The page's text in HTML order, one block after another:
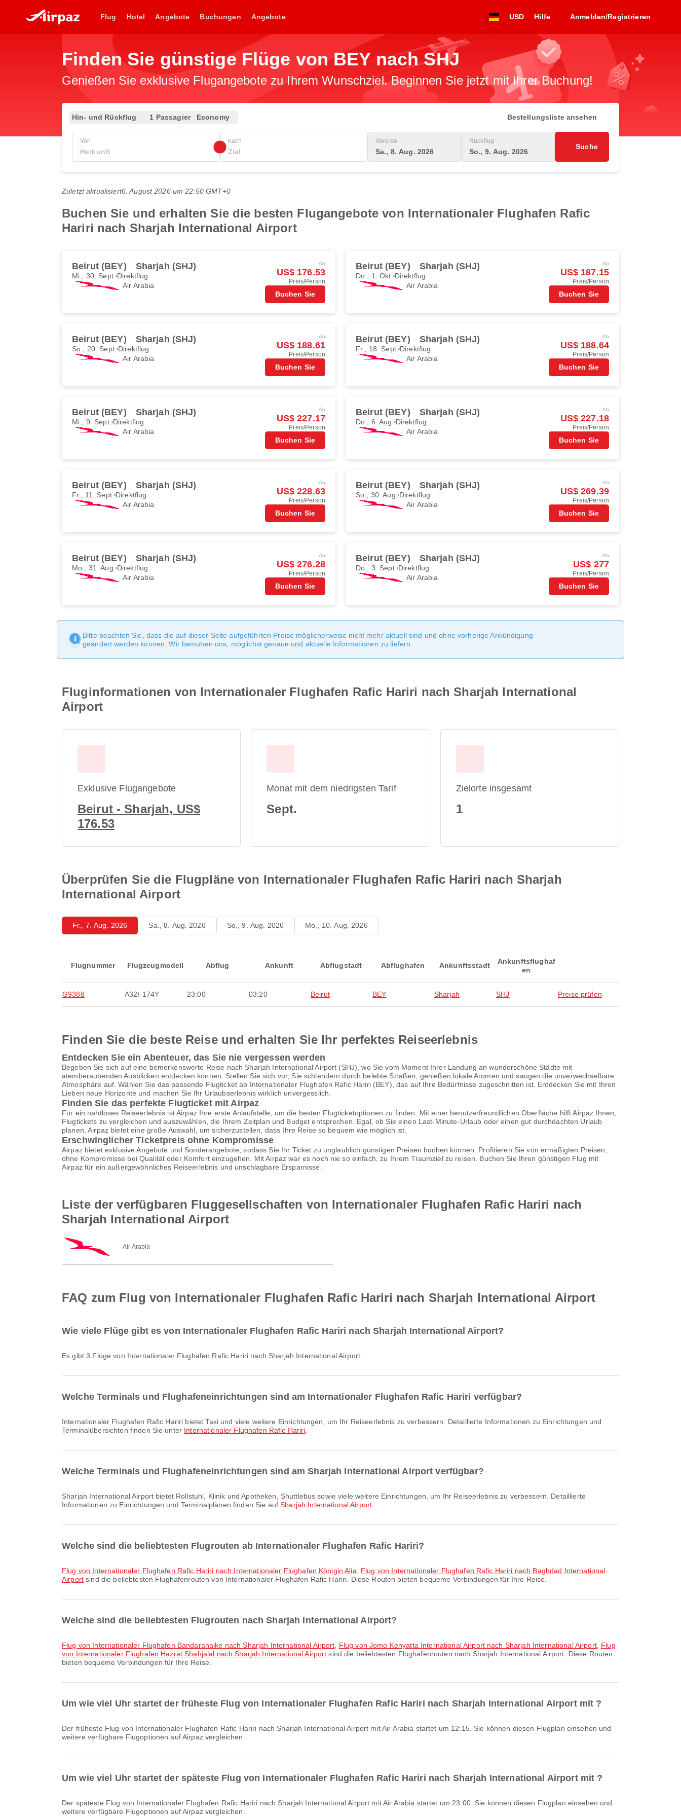
Flug Hotel Angebote Buchungen Angebote USD Hilfe Anmelden/Registrieren
Finden Sie günstige Flüge von BEY nach SHJ
Genießen Sie exklusive Flugangebote zu Ihrem Wunschziel. Beginnen Sie jetzt mit Ihrer Buchung!
Hin- und Rückflug 1 Passagier Economy Bestellungsliste ansehen
Von nach Abreise
Sa., 8. Aug. 2026
Rückflug
So., 9. Aug. 2026
Suche
Zuletzt aktualisiert6. August 2026 um 22:50 GMT+0
Buchen Sie und erhalten Sie die besten Flugangebote von Internationaler Flughafen Rafic
Hariri nach Sharjah International Airport
Beirut (BEY) Sharjah (SHJ)
Mi., 30. Sept. Direktflug
Air Arabia
Ab
US$ 176.53
Preis/Person
Buchen Sie
Beirut (BEY) Sharjah (SHJ)
Do., 1. Okt. Direktflug
Air Arabia
Ab
US$ 187.15
Preis/Person
Buchen Sie
Beirut (BEY) Sharjah (SHJ)
So., 20. Sept. Direktflug
Air Arabia
Ab
US$ 188.61
Preis/Person
Buchen Sie
Beirut (BEY) Sharjah (SHJ)
Fr., 18. Sept. Direktflug
Air Arabia
Ab
US$ 188.64
Preis/Person
Buchen Sie
Beirut (BEY) Sharjah (SHJ)
Mi., 9. Sept. Direktflug
Air Arabia
Ab
US$ 227.17
Preis/Person
Buchen Sie
Beirut (BEY) Sharjah (SHJ)
Do., 6. Aug. Direktflug
Air Arabia
Ab
US$ 227.18
Preis/Person
Buchen Sie
Beirut (BEY) Sharjah (SHJ)
Fr., 11. Sept. Direktflug
Air Arabia
Ab
US$ 228.63
Preis/Person
Buchen Sie
Beirut (BEY) Sharjah (SHJ)
So., 30. Aug. Direktflug
Air Arabia
Ab
US$ 269.39
Preis/Person
Buchen Sie
Beirut (BEY) Sharjah (SHJ)
Mo., 31. Aug. Direktflug
Air Arabia
Ab
US$ 276.28
Preis/Person
Buchen Sie
Beirut (BEY) Sharjah (SHJ)
Do., 3. Sept. Direktflug
Air Arabia
Ab
US$ 277
Preis/Person
Buchen Sie
Bitte beachten Sie, dass die auf dieser Seite aufgeführten Preise möglicherweise nicht mehr aktuell sind und ohne vorherige Ankündigung
geändert werden können. Wir bemühen uns, möglichst genaue und aktuelle Informationen zu liefern.
Fluginformationen von Internationaler Flughafen Rafic Hariri nach Sharjah International
Airport
Exklusive Flugangebote
Beirut - Sharjah, US$
176.53
Monat mit dem niedrigsten Tarif
Sept.
Zielorte insgesamt
1
Überprüfen Sie die Flugpläne von Internationaler Flughafen Rafic Hariri nach Sharjah
International Airport
Fr., 7. Aug. 2026 Sa., 8. Aug. 2026 So., 9. Aug. 2026 Mo., 10. Aug. 2026
Flugnummer Flugzeugmodell Abflug Ankunft Abflugstadt Abflughafen Ankunftsstadt
Ankunftsflughaf
en
G9388 A32I-174Y 23:00 03:20 Beirut BEY Sharjah SHJ Preise prüfen
Finden Sie die beste Reise und erhalten Sie Ihr perfektes Reiseerlebnis
Entdecken Sie ein Abenteuer, das Sie nie vergessen werden
Begeben Sie sich auf eine bemerkenswerte Reise nach Sharjah International Airport (SHJ), wo Sie vom Moment Ihrer Landung an wunderschöne Städte mit
atemberaubenden Ausblicken entdecken können. Stellen Sie sich vor, Sie schlendern durch belebte Straßen, genießen lokale Aromen und saugen die unverwechselbare
Atmosphäre auf. Wählen Sie das passende Flugticket ab Internationaler Flughafen Rafic Hariri (BEY), das auf Ihre Bedürfnisse zugeschnitten ist. Entdecken Sie mit Ihren
Lieben neue Horizonte und machen Sie Ihr Urlaubserlebnis wirklich unvergesslich.
Finden Sie das perfekte Flugticket mit Airpaz
Für ein nahtloses Reiseerlebnis ist Airpaz Ihre erste Anlaufstelle, um die besten Flugticketoptionen zu finden. Mit einer benutzerfreundlichen Oberfläche hilft Airpaz Ihnen,
Flugtickets zu vergleichen und auszuwählen, die Ihrem Zeitplan und Budget entsprechen. Egal, ob Sie einen Last-Minute-Urlaub oder einen gut durchdachten Urlaub
planen, Airpaz bietet eine große Auswahl, um sicherzustellen, dass Ihre Reise so bequem wie möglich ist.
Erschwinglicher Ticketpreis ohne Kompromisse
Airpaz bietet exklusive Angebote und Sonderangebote, sodass Sie Ihr Ticket zu unglaublich günstigen Preisen buchen können. Profitieren Sie von ermäßigten Preisen,
ohne Kompromisse bei Qualität oder Komfort einzugehen. Mit Airpaz war es noch nie so einfach, zu Ihrem Traumziel zu reisen. Buchen Sie Ihren günstigen Flug mit
Airpaz für ein außergewöhnliches Reiseerlebnis und unschlagbare Ersparnisse.
Liste der verfügbaren Fluggesellschaften von Internationaler Flughafen Rafic Hariri nach
Sharjah International Airport
Air Arabia
FAQ zum Flug von Internationaler Flughafen Rafic Hariri nach Sharjah International Airport
Wie viele Flüge gibt es von Internationaler Flughafen Rafic Hariri nach Sharjah International Airport?
Es gibt 3 Flüge von Internationaler Flughafen Rafic Hariri nach Sharjah International Airport.
Welche Terminals und Flughafeneinrichtungen sind am Internationaler Flughafen Rafic Hariri verfügbar?
Internationaler Flughafen Rafic Hariri bietet Taxi und viele weitere Einrichtungen, um Ihr Reiseerlebnis zu verbessern. Detaillierte Informationen zu Einrichtungen und
Terminalübersichten finden Sie unter Internationaler Flughafen Rafic Hariri
Welche Terminals und Flughafeneinrichtungen sind am Sharjah International Airport verfügbar?
Sharjah International Airport bietet Rollstuhl, Klinik und Apotheken, Shuttlebus sowie viele weitere Einrichtungen, um Ihr Reiseerlebnis zu verbessern. Detaillierte
Informationen zu Einrichtungen und Terminalplänen finden Sie aufSharjah International Airport
Welche sind die beliebtesten Flugrouten ab Internationaler Flughafen Rafic Hariri?
Flug von Internationaler Flughafen Rafic Hariri nach Internationaler Flughafen Königin Alia
Flug von Internationaler Flughafen Rafic Hariri nach Baghdad International
Airportsind die beliebtesten Flughafenrouten von Internationaler Flughafen Rafic Hariri. Diese Routen bieten bequeme Verbindungen für Ihre Reise.
Welche sind die beliebtesten Flugrouten nach Sharjah International Airport?
Flug von Internationaler Flughafen Bandaranaike nach Sharjah International Airport Flug von Jomo Kenyatta International Airport nach Sharjah International Airport, Flug
von Internationaler Flughafen Hazrat Shahjalal nach Sharjah International Airport sind die beliebtesten Flughafenrouten nach Sharjah International Airport. Diese Routen
bieten bequeme Verbindungen für Ihre Reise.
Um wie viel Uhr startet der früheste Flug von Internationaler Flughafen Rafic Hariri nach Sharjah International Airport mit ?
Der früheste Flug von Internationaler Flughafen Rafic Hariri nach Sharjah International Airport mit Air Arabia startet um 12:15. Sie können diesen Flugplan einsehen und
weitere verfügbare Flugoptionen auf Airpaz vergleichen.
Um wie viel Uhr startet der späteste Flug von Internationaler Flughafen Rafic Hariri nach Sharjah International Airport mit ?
Der späteste Flug von Internationaler Flughafen Rafic Hariri nach Sharjah International Airport mit Air Arabia startet um 23:00. Sie können diesen Flugplan einsehen und
weitere verfügbare Flugoptionen auf Airpaz vergleichen.